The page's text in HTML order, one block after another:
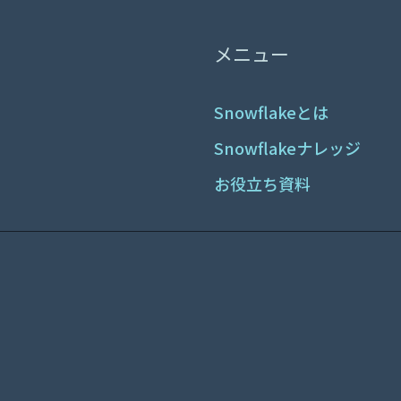
メニュー
Snowflakeとは
Snowflakeナレッジ
お役立ち資料